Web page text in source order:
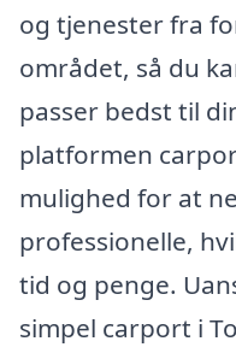
og tjenester fra
området, så du
passer bedst til
platformen
mulighed for at
professionelle,
tid og penge.
simpel carport i